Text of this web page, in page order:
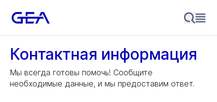
Контактная информация
Мы всегда готовы помочь! Сообщите
необходимые данные, и мы предоставим ответ.